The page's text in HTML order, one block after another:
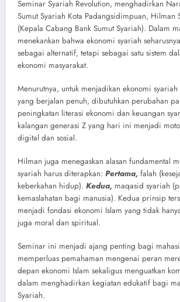
Seminar Syariah Revolution, menghadirkan
Sumut Syariah Kota Padangsidimpuan, Hilman
(Kepala Cabang Bank Sumut Syariah). Dalam
menekankan bahwa ekonomi syariah
sebagai alternatif, tetapi sebagai satu sistem
ekonomi masyarakat.
Menurutnya, untuk menjadikan ekonomi syariah
yang berjalan penuh, dibutuhkan perubahan
peningkatan literasi ekonomi dan keuangan
kalangan generasi Z yang hari ini menjadi
digital dan sosial.
Hilman juga menegaskan alasan fundamental
syariah harus diterapkan: Pertama, falah
keberkahan hidup). Kedua, maqasid syariah
kemaslahatan bagi manusia). Kedua prinsip
menjadi fondasi ekonomi Islam yang tidak
juga moral dan spiritual.
Seminar ini menjadi ajang penting bagi
memperluas pemahaman mengenai peran
depan ekonomi Islam sekaligus menguatkan
dalam menghadirkan kegiatan edukatif bagi
Syariah.